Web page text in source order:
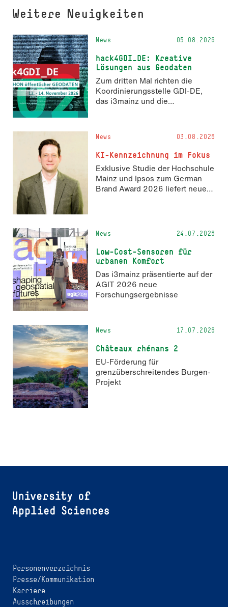
Weitere Neuigkeiten
News 05.08.2026
hack4GDI_DE: Kreative
Lösungen aus Geodaten
Zum dritten Mal richten die
Koordinierungsstelle GDI-DE,
das i3mainz und die
und 14. November 2026 den
Hackathon hack4GDI_DE an der
Hochschule Mainz aus. Die
Anmeldung ist geöffnet und bis
zum 2. Oktober 2026 möglich.
News 03.08.2026
KI-Kennzeichnung im Fokus
Exklusive Studie der Hochschule
Mainz und Ipsos zum German
Brand Award 2026 liefert neue
News 24.07.2026
Low-Cost-Sensoren für
urbanen Komfort
Das i3mainz präsentierte auf der
AGIT 2026 neue
Forschungsergebnisse
News 17.07.2026
Châteaux rhénans 2
EU-Förderung für
grenzüberschreitendes Burgen-
Projekt
Personenverzeichnis
Presse/Kommunikation
Karriere
Ausschreibungen